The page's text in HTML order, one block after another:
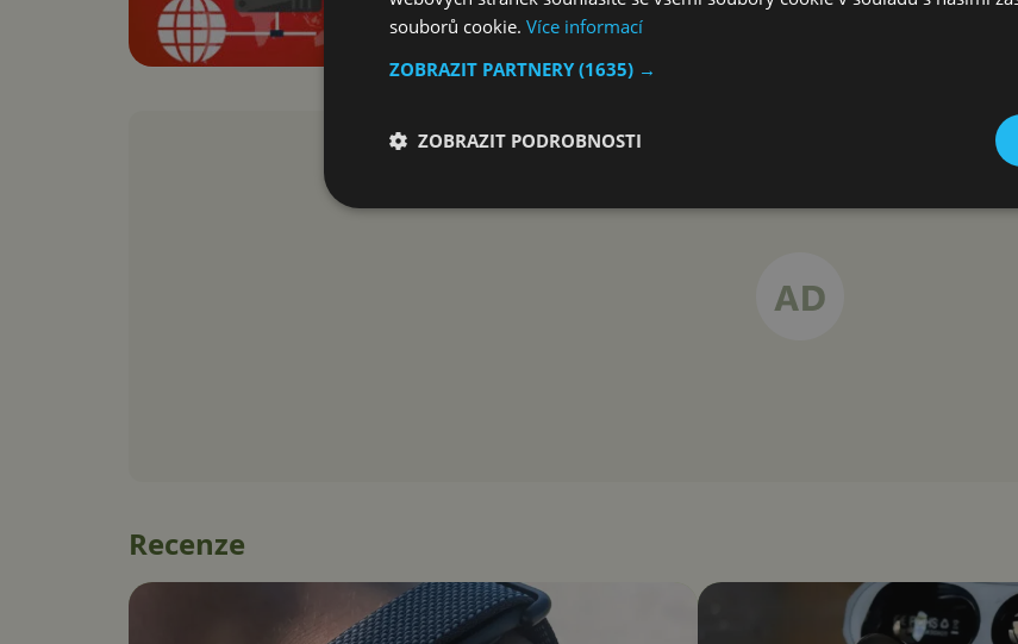
Recenze
souborů cookie. Více informací
ZOBRAZIT PARTNERY(1635) →
ZOBRAZIT PODROBNOSTI